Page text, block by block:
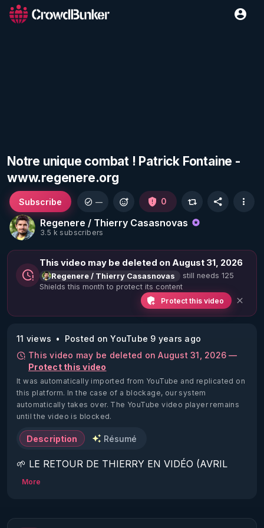
Notre unique combat ! Patrick Fontaine -
www.regenere.org
Regenere / Thierry Casasnovas
3.5 k subscribers
Subscribe — 0
This video may be deleted on August 31, 2026
Regenere / Thierry Casasnovas
still needs 125
Shields this month to protect its content
Protect this video
11 views
Posted on YouTube 9 years ago
This video may be deleted on August 31, 2026 —
Protect this video
It was automatically imported from YouTube and replicated on
this platform. In the case of a blockage, our system
automatically takes over. The YouTube video player remains
until the video is blocked.
Description Résumé
🌱 LE RETOUR DE THIERRY EN VIDÉO (AVRIL
2022)!
https://www.rgnr.fr/presentation.html
More